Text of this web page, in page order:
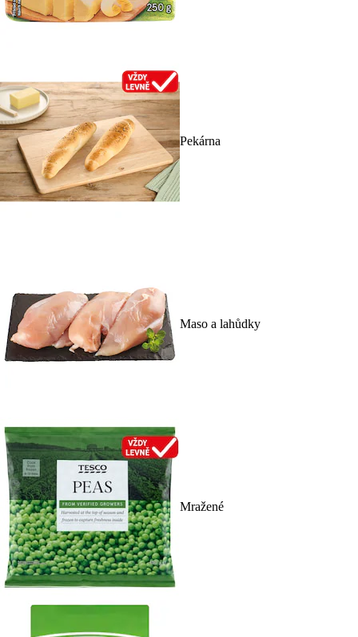
Pekárna
Maso a lahůdky
Mražené